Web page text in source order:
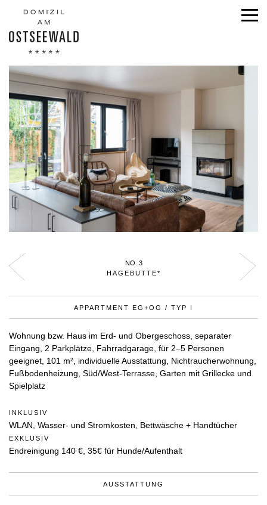
NO. 3
HAGEBUTTE*
APPARTMENT EG+OG / TYP I
Wohnung bzw. Haus im Erd- und Obergeschoss, separater
Eingang, 2 Parkplätze, Fahrradgarage, für 2–5 Personen
geeignet, 101 m², individuelle Ausstattung, Nichtraucherwohnung,
Fußbodenheizung, Süd/West-Terrasse, Garten mit Grillecke und
Spielplatz
INKLUSIV
WLAN, Wasser- und Stromkosten, Bettwäsche + Handtücher
EXKLUSIV
Endreinigung 140 €, 35€ für Hunde/Aufenthalt
AUSSTATTUNG